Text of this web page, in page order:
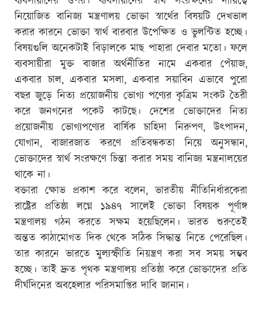
নিয়োজিত বানিজ্য মন্ত্রণালয় ভোক্তা স্বার্থের বিষয়টি দেখভাল
করার কারনে ভোক্তা স্বার্থ বারবার উপেক্ষিত ও ভুলন্টিত হচ্ছে।
বিষয়গুলি অনেকটাই বিড়ালকে মাছ পাহারা দেবার মতো। ফলে
ব্যবসায়ীরা মুক্ত বাজার অর্থনীতির নামে একবার পেঁয়াজ,
একবার চাল, একবার মসলা, একবার সয়াবিন এভাবে পুরো
বছর জুড়ে নিত্য প্রয়োজনীয় ভোগ্য পণ্যের কৃত্রিম সংকট তৈরী
করে জনগনের পকেট কাটছে। দেশের ভোক্তাদের নিত্য
প্রয়োজনীয় ভোগ্যপণ্যের বার্ষিক চাহিদা নিরুপণ, উৎপাদন,
যোগান, বাজারজাত করণে প্রতিবন্ধকতা নিয়ে অনুসন্ধান,
ভোক্তাদের স্বার্থ সংরক্ষণে চিন্তা করার সময় বানিজ্য মন্ত্রনালয়ের
থাকে না।
বক্তারা ক্ষোভ প্রকাশ করে বলেন, ভারতীয় নীতিনির্ধারকেরা
রাষ্ট্রের প্রতিষ্ঠা লগ্নে ১৯৪৭ সালেই ভোক্তা বিষয়ক পূর্ণাঙ্গ
মন্ত্রণালয় গঠন করতে সক্ষম হয়েছিলেন। ভারত শুরুতেই
অন্তত কাঠামোগত দিক থেকে সঠিক সিদ্ধান্ত নিতে পেরেছিল।
তার কারনে ভারতে মুল্যস্ফীতি নিয়ন্ত্রণ করা সব সময় সম্ভব
হচ্ছে। তাই দ্রুত পৃথক মন্ত্রণালয় প্রতিষ্ঠা করে ভোক্তাদের প্রতি
দীর্ঘদিনের অবহেলার পরিসমাপ্তির দাবি জানান।